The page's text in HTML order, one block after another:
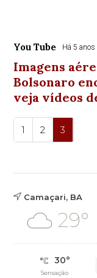
You Tube Há 5 anos
Imagens
Bolsonaro
veja vídeos
1 2 3
Camaçari, BA
29°
30°
Sensação